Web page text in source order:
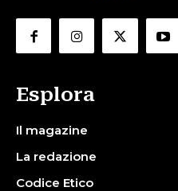
Esplora
Il magazine
La redazione
Codice Etico